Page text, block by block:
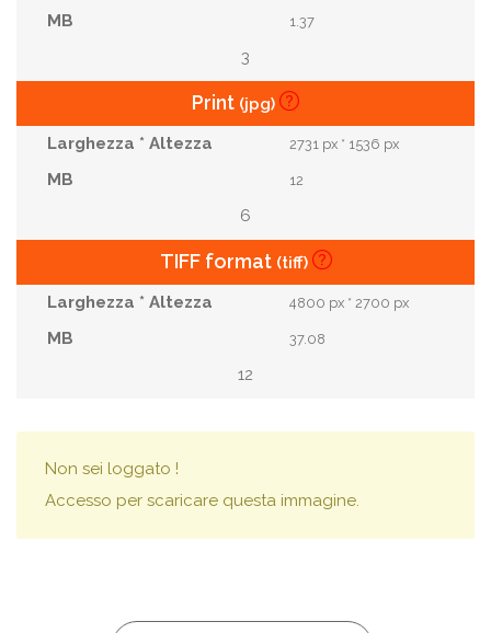
1.37
3
Print (jpg)
2731 px * 1536 px
12
6
TIFF format (tiff)
4800 px * 2700 px
37.08
12
Non sei loggato !
Accesso per scaricare questa immagine.